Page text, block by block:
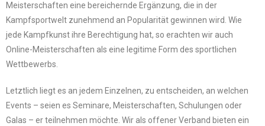
Meisterschaften eine bereichernde Ergänzung, die in der
Kampfsportwelt zunehmend an Popularität gewinnen wird. Wie
jede Kampfkunst ihre Berechtigung hat, so erachten wir auch
Online-Meisterschaften als eine legitime Form des sportlichen
Wettbewerbs.
Letztlich liegt es an jedem Einzelnen, zu entscheiden, an welchen
Events – seien es Seminare, Meisterschaften, Schulungen oder
Galas – er teilnehmen möchte. Wir als offener Verband bieten ein